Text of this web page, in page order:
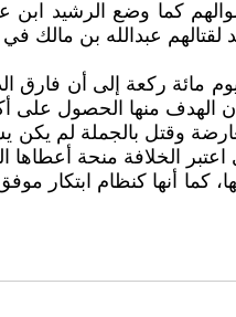
لقتالهم عبدالله بن
مائة ركعة إلى أن فارق
الهدف منها الحصول على
وقتل بالجملة لم
الخلافة منحة أعطاها
كما أنها كنظام ابتكار